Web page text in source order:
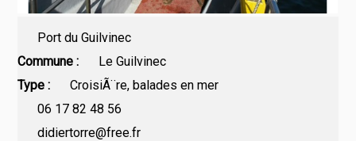
Port du Guilvinec
Commune
Le Guilvinec
Type
CroisiÃ¨re, balades en mer
06 17 82 48 56
didiertorre@free.fr